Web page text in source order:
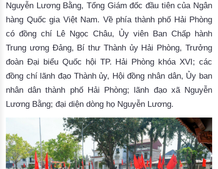
Nguyễn Lương Bằng, Tổng Giám đốc đầu tiên của Ngân
hàng Quốc gia Việt Nam. Về phía thành phố Hải Phòng
có đồng chí Lê Ngọc Châu, Ủy viên Ban Chấp hành
Trung ương Đảng, Bí thư Thành ủy Hải Phòng, Trưởng
đoàn Đại biểu Quốc hội TP. Hải Phòng khóa XVI; các
đồng chí lãnh đạo Thành ủy, Hội đồng nhân dân, Ủy ban
nhân dân thành phố Hải Phòng; lãnh đạo xã Nguyễn
Lương Bằng; đại diện dòng họ Nguyễn Lương.